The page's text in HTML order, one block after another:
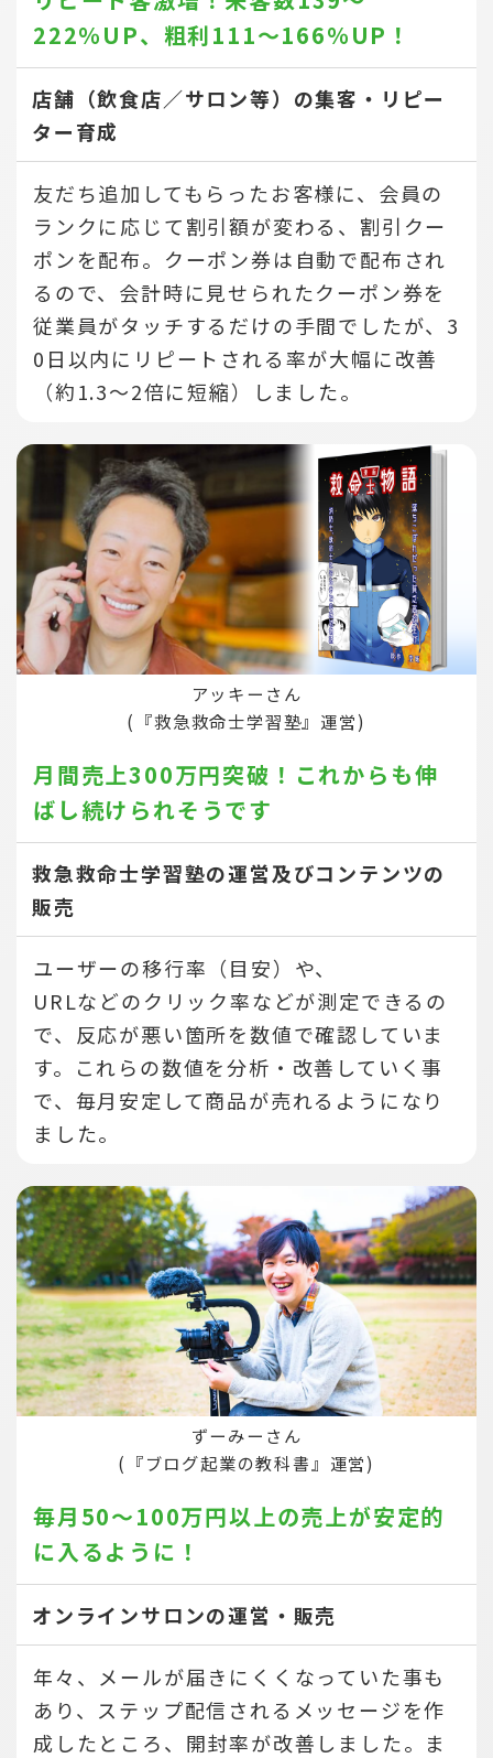
222％UP、 粗利111～166％UP！
店舗（飲食店／サロン等）の集客・リピー
ター育成
友だち追加してもらったお客様に、会員の
ランクに応じて割引額が変わる、割引クー
ポンを配布。クーポン券は自動で配布され
るので、会計時に見せられたクーポン券を
従業員がタッチするだけの手間でしたが、3
0日以内にリピートされる率が大幅に改善
（約1.3～2倍に短縮）しました。
アッキーさん
(『救急救命士学習塾』運営)
月間売上300万円突破！ これからも伸
ばし続けられそうです
救急救命士学習塾の運営及びコンテンツの
販売
ユーザーの移行率（目安）や、
URLなどのクリック率などが測定できるの
で、反応が悪い箇所を数値で確認していま
す。
これらの数値を分析・改善していく事
で、毎月安定して商品が売れるようになり
ました。
ずーみーさん
(『ブログ起業の教科書』運営)
毎月50～100万円以上の売上が安定的
に入るように！
オンラインサロンの運営・販売
年々、メールが届きにくくなっていた事も
あり、ステップ配信されるメッセージを作
成したところ、開封率が改善しました。ま